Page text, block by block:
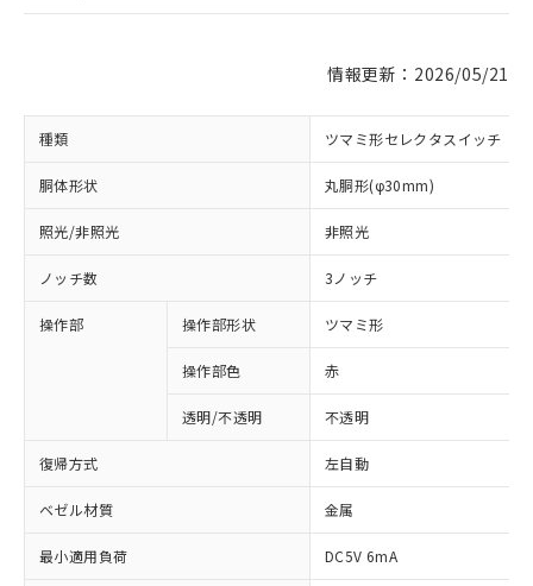
情報更新：2026/05/21
種類 ツマミ形セレクタスイッチ
胴体形状 丸胴形(φ30mm)
照光/非照光 非照光
ノッチ数 3ノッチ
操作部 操作部形状 ツマミ形
操作部色 赤
透明/不透明 不透明
復帰方式 左自動
ベゼル材質 金属
最小適用負荷 DC5V 6mA